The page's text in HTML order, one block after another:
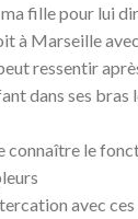
fille pour lui
à Marseille
ressentir
dans ses
connaître le
avec